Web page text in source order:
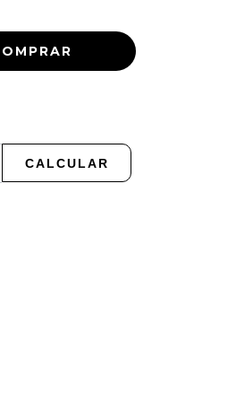
CALCULAR